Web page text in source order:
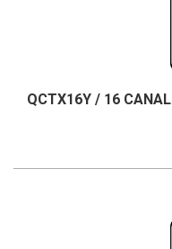
QCTX16Y / 16 CANALI